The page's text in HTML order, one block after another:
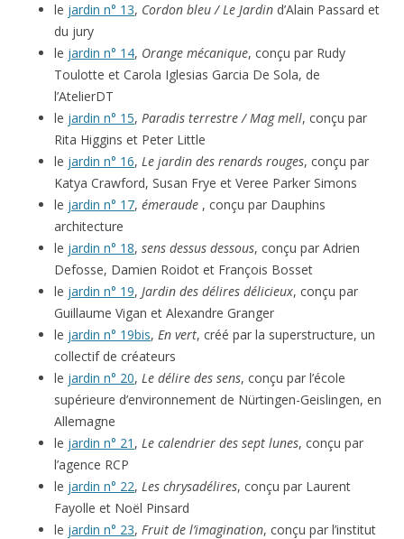
le jardin n° 13, Cordon bleu / Le Jardin d’Alain Passard et
du jury
le jardin n° 14, Orange mécanique, conçu par Rudy
Toulotte et Carola Iglesias Garcia De Sola, de
l’AtelierDT
le jardin n° 15, Paradis terrestre / Mag mell, conçu par
Rita Higgins et Peter Little
le jardin n° 16, Le jardin des renards rouges, conçu par
Katya Crawford, Susan Frye et Veree Parker Simons
le jardin n° 17, émeraude , conçu par Dauphins
architecture
le jardin n° 18, sens dessus dessous, conçu par Adrien
Defosse, Damien Roidot et François Bosset
le jardin n° 19, Jardin des délires délicieux, conçu par
Guillaume Vigan et Alexandre Granger
le jardin n° 19bis, En vert, créé par la superstructure, un
collectif de créateurs
le jardin n° 20, Le délire des sens, conçu par l’école
supérieure d’environnement de Nürtingen-Geislingen, en
Allemagne
le jardin n° 21 , Le calendrier des sept lunes, conçu par
l’agence RCP
le jardin n° 22, Les chrysadélires, conçu par Laurent
Fayolle et Noël Pinsard
le jardin n° 23, Fruit de l’imagination, conçu par l’institut